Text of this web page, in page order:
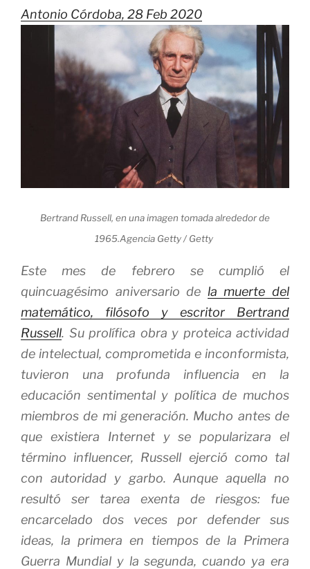
Antonio Córdoba, 28 Feb 2020
Bertrand Russell, en una imagen tomada alrededor de
1965.Agencia Getty / Getty
Este mes de febrero se cumplió el
quincuagésimo aniversario de la muerte del
matemático, filósofo y escritor Bertrand
Russell. Su prolífica obra y proteica actividad
de intelectual, comprometida e inconformista,
tuvieron una profunda influencia en la
educación sentimental y política de muchos
miembros de mi generación. Mucho antes de
que existiera Internet y se popularizara el
término influencer, Russell ejerció como tal
con autoridad y garbo. Aunque aquella no
resultó ser tarea exenta de riesgos: fue
encarcelado dos veces por defender sus
ideas, la primera en tiempos de la Primera
Guerra Mundial y la segunda, cuando ya era